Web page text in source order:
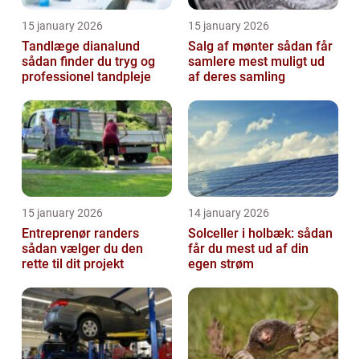
15 january 2026
Tandlæge dianalund
sådan finder du tryg og
professionel tandpleje
15 january 2026
Salg af mønter sådan får
samlere mest muligt ud
af deres samling
15 january 2026
Entreprenør randers
sådan vælger du den
rette til dit projekt
14 january 2026
Solceller i holbæk: sådan
får du mest ud af din
egen strøm